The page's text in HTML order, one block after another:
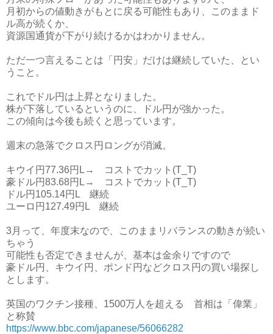
月初からの値動きがもとに戻る可能性もあり、このままド
ル高が続くか、
資源国通貨が下がり続けるかはわかりません。
ただ一つ言えることは「円安」だけは継続していた、とい
うこと。
これでドル円は上昇となりました。
株が下落しているというのに、ドル円が強かった。
この傾向は今後も続くと思っています。
週末の急落でクロス円ロングが消滅。
キウイ円77.36円L→ コストでカット(T_T)
豪ドル円83.68円L→ コストでカット(T_T)
ドル円105.14円L 継続
ユーロ円127.49円L 継続
3月って、年度末なので、このままリバランスの動きが続い
ちゃう
可能性も否定できませんが、基本は金余りですので
豪ドル円、キウイ円、ポンド円などクロス円の買い場探し
とします。
英国のワクチン接種、1500万人を超える 首相は「偉業」
と称賛
https://www.bbc.com/japanese/56066282